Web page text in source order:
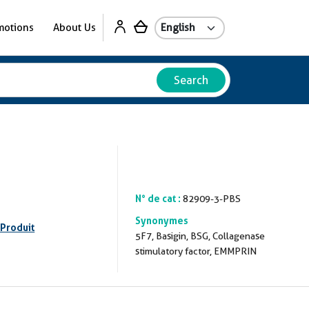
About Us
Search
N° de cat : 82909-3-PBS
Synonymes
5F7, Basigin, BSG, Collagenase
stimulatory factor, EMMPRIN